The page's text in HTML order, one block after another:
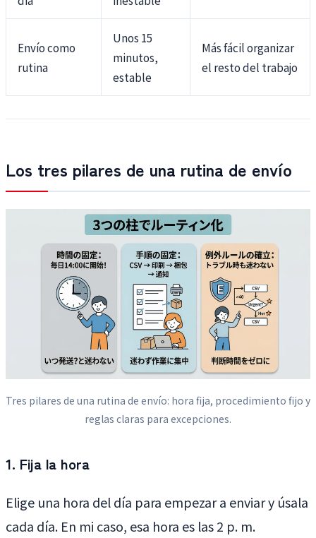
Envío como
rutina
Unos 15
minutos,
estable
Más fácil organizar
el resto del trabajo
Los tres pilares de una rutina de envío
Tres pilares de una rutina de envío: hora fija, procedimiento fijo y
reglas claras para excepciones.
1. Fija la hora
Elige una hora del día para empezar a enviar y úsala
cada día. En mi caso, esa hora es las 2 p. m.